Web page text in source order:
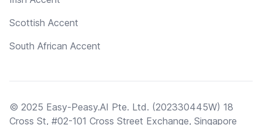
Scottish Accent
South African Accent
© 2025 Easy-Peasy.AI Pte. Ltd. (202330445W) 18
Cross St, #02-101 Cross Street Exchange, Singapore